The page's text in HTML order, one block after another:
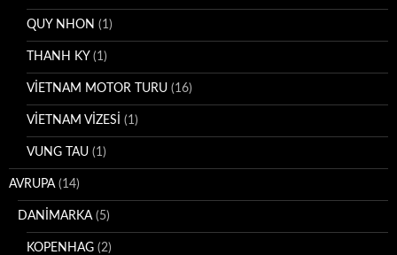
QUY NHON (1)
THANH KY (1)
VİETNAM MOTOR TURU (16)
VİETNAM VİZESİ (1)
VUNG TAU (1)
AVRUPA (14)
DANİMARKA (5)
KOPENHAG (2)